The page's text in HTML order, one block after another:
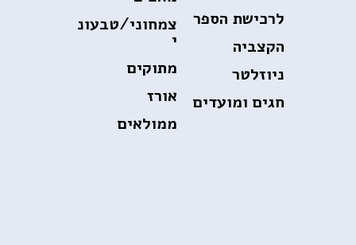
לרכישת הספר
הקצביה
ניוזלטר
חגים ומועדים
צמחוני/טבעונ
י
מתוקים
אורז
ממולאים